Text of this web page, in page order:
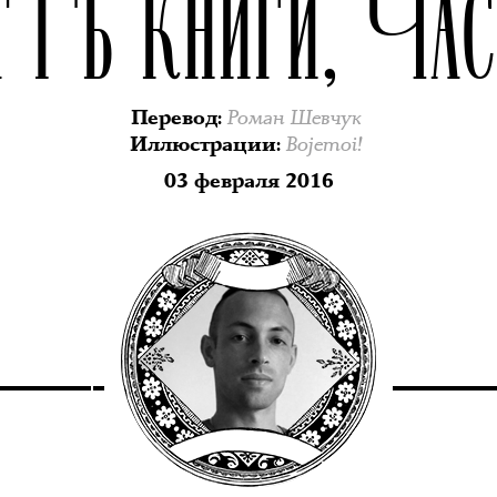
Перевод: Роман Шевчук
Иллюстрации: Bojemoi!
03 февраля 2016